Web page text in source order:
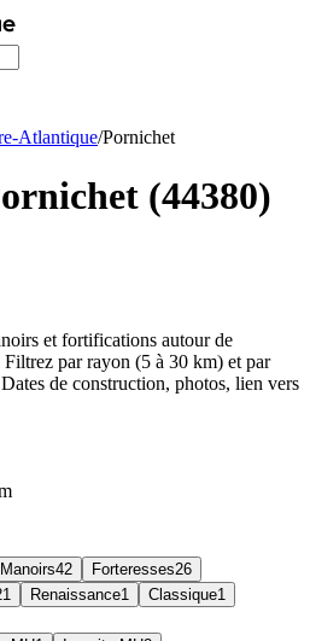
Atlantique/Pornichet
(44380)
s et fortifications autour de
Filtrez par rayon (5 à 30 km) et par
de construction, photos, lien vers
Manoirs42 Forteresses26
Renaissance1 Classique1